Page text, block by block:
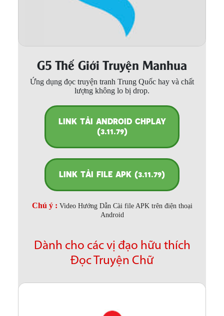
G5 Thế Giới Truyện Manhua
Ứng dụng đọc truyện tranh Trung Quốc hay và chất
lượng không lo bị drop.
LINK TẢI ANDROID CHPLAY
(3.11.79)
LINK TẢI FILE APK (3.11.79)
Chú ý : Video Hướng Dẫn Cài file APK trên điện thoại
Android
Dành cho các vị đạo hữu thích
Đọc Truyện Chữ